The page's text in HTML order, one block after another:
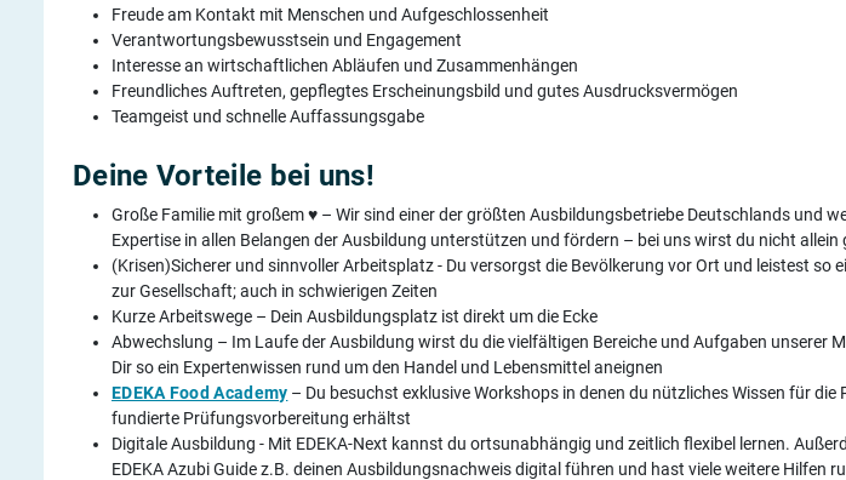
Freude am Kontakt mit Menschen und Aufgeschlossenheit
Verantwortungsbewusstsein und Engagement
Interesse an wirtschaftlichen Abläufen und Zusammenhängen
Freundliches Auftreten, gepflegtes Erscheinungsbild und gutes Ausdrucksvermögen
Teamgeist und schnelle Auffassungsgabe
Deine Vorteile bei uns!
Große Familie mit großem ♥ – Wir sind einer der größten Ausbildungsbetriebe Deutschlands und
Expertise in allen Belangen der Ausbildung unterstützen und fördern – bei uns wirst du nicht allein
(Krisen)Sicherer und sinnvoller Arbeitsplatz - Du versorgst die Bevölkerung vor Ort und leistest so
zur Gesellschaft; auch in schwierigen Zeiten
Kurze Arbeitswege – Dein Ausbildungsplatz ist direkt um die Ecke
Abwechslung – Im Laufe der Ausbildung wirst du die vielfältigen Bereiche und Aufgaben unserer
Dir so ein Expertenwissen rund um den Handel und Lebensmittel aneignen
EDEKA Food Academy – Du besuchst exklusive Workshops in denen du nützliches Wissen für die
fundierte Prüfungsvorbereitung erhältst
Digitale Ausbildung - Mit EDEKA-Next kannst du ortsunabhängig und zeitlich flexibel lernen.
EDEKA Azubi Guide z.B. deinen Ausbildungsnachweis digital führen und hast viele weitere Hilfen